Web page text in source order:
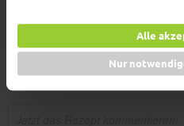
Alle
Nur
Kommentare (2)
Jetzt